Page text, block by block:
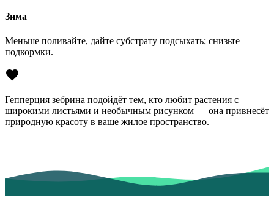
Зима
Меньше поливайте, дайте субстрату подсыхать; снизьте
подкормки.
Гепперция зебрина подойдёт тем, кто любит растения с
широкими листьями и необычным рисунком — она привнесёт
природную красоту в ваше жилое пространство.